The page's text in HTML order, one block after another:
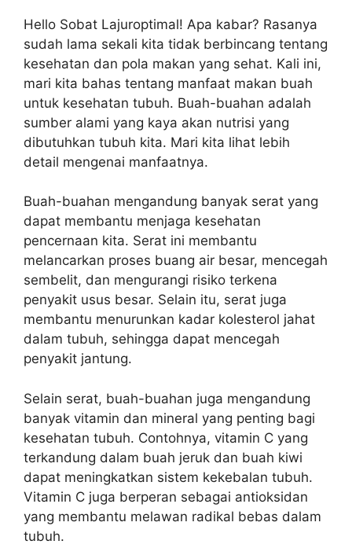
Hello Sobat Lajuroptimal! Apa kabar? Rasanya
sudah lama sekali kita tidak berbincang tentang
kesehatan dan pola makan yang sehat. Kali ini,
mari kita bahas tentang manfaat makan buah
untuk kesehatan tubuh. Buah-buahan adalah
sumber alami yang kaya akan nutrisi yang
dibutuhkan tubuh kita. Mari kita lihat lebih
detail mengenai manfaatnya.
Buah-buahan mengandung banyak serat yang
dapat membantu menjaga kesehatan
pencernaan kita. Serat ini membantu
melancarkan proses buang air besar, mencegah
sembelit, dan mengurangi risiko terkena
penyakit usus besar. Selain itu, serat juga
membantu menurunkan kadar kolesterol jahat
dalam tubuh, sehingga dapat mencegah
penyakit jantung.
Selain serat, buah-buahan juga mengandung
banyak vitamin dan mineral yang penting bagi
kesehatan tubuh. Contohnya, vitamin C yang
terkandung dalam buah jeruk dan buah kiwi
dapat meningkatkan sistem kekebalan tubuh.
Vitamin C juga berperan sebagai antioksidan
yang membantu melawan radikal bebas dalam
tubuh.